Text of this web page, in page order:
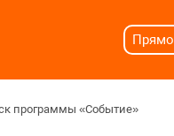
программы «Событие»